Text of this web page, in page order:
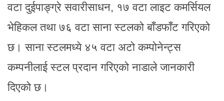
वटा दुईपाङ्ग्रे सवारीसाधन, १७ वटा लाइट कमर्सियल
भेहिकल तथा ७६ वटा साना स्टलको बाँडफाँट गरिएको
छ। साना स्टलमध्ये ४५ वटा अटो कम्पोनेन्ट्स
कम्पनीलाई स्टल प्रदान गरिएको नाडाले जानकारी
दिएको छ।